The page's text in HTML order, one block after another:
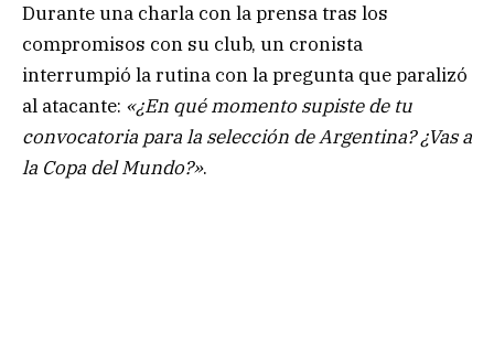
Durante una charla con la prensa tras los
compromisos con su club, un cronista
interrumpió la rutina con la pregunta que paralizó
al atacante: «¿En qué momento supiste de tu
convocatoria para la selección de Argentina? ¿Vas a
la Copa del Mundo?».